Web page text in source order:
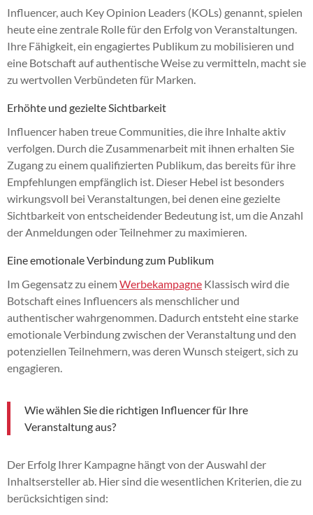
Influencer, auch Key Opinion Leaders (KOLs) genannt, spielen
heute eine zentrale Rolle für den Erfolg von Veranstaltungen.
Ihre Fähigkeit, ein engagiertes Publikum zu mobilisieren und
eine Botschaft auf authentische Weise zu vermitteln, macht sie
zu wertvollen Verbündeten für Marken.
Erhöhte und gezielte Sichtbarkeit
Influencer haben treue Communities, die ihre Inhalte aktiv
verfolgen. Durch die Zusammenarbeit mit ihnen erhalten Sie
Zugang zu einem qualifizierten Publikum, das bereits für ihre
Empfehlungen empfänglich ist. Dieser Hebel ist besonders
wirkungsvoll bei Veranstaltungen, bei denen eine gezielte
Sichtbarkeit von entscheidender Bedeutung ist, um die Anzahl
der Anmeldungen oder Teilnehmer zu maximieren.
Eine emotionale Verbindung zum Publikum
Im Gegensatz zu einemWerbekampagne Klassisch wird die
Botschaft eines Influencers als menschlicher und
authentischer wahrgenommen. Dadurch entsteht eine starke
emotionale Verbindung zwischen der Veranstaltung und den
potenziellen Teilnehmern, was deren Wunsch steigert, sich zu
engagieren.
Wie wählen Sie die richtigen Influencer für Ihre
Veranstaltung aus?
Der Erfolg Ihrer Kampagne hängt von der Auswahl der
Inhaltsersteller ab. Hier sind die wesentlichen Kriterien, die zu
berücksichtigen sind: